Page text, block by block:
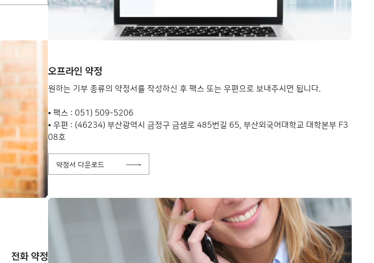
오프라인 약정
원하는 기부 종류의 약정서를 작성하신 후 팩스 또는 우편으로 보내주시면 됩니다.
▪ 팩스 : 051) 509-5206
▪ 우편 : (46234) 부산광역시 금정구 금샘로 485번길 65, 부산외국어대학교 대학본부 F3
08호
약정서 다운로드
전화 약정